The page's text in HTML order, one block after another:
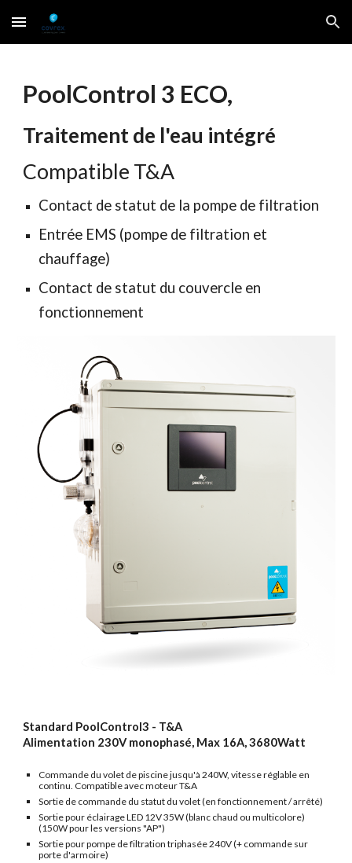
Skip to main content Skip to navigation
PoolControl 3 ECO,
Traitement de l'eau intégré
Compatible T&A
Contact de statut de la pompe de filtration
Entrée EMS (pompe de filtration et
chauffage)
Contact de statut du couvercle en
fonctionnement
Standard PoolControl3 - T&A
Alimentation 230V monophasé, Max 16A, 3680Watt
Commande du volet de piscine jusqu'à 240W, vitesse réglable en
continu. Compatible avec moteur T&A
Sortie de commande du statut du volet (en fonctionnement / arrêté)
Sortie pour éclairage LED 12V 35W (blanc chaud ou multicolore)
(150W pour les versions "AP")
Sortie pour pompe de filtration triphasée 240V (+ commande sur
porte d'armoire)